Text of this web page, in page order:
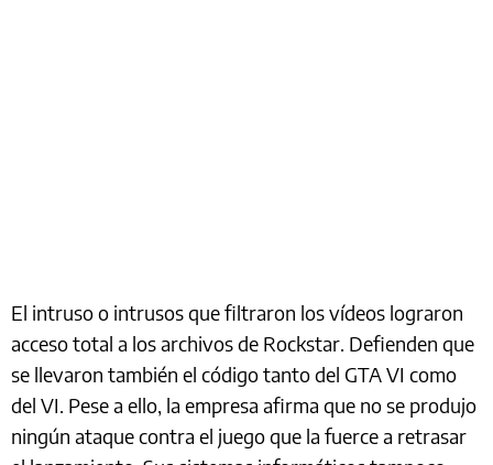
El intruso o intrusos que filtraron los vídeos lograron
acceso total a los archivos de Rockstar. Defienden que
se llevaron también el código tanto del GTA VI como
del VI. Pese a ello, la empresa afirma que no se produjo
ningún ataque contra el juego que la fuerce a retrasar